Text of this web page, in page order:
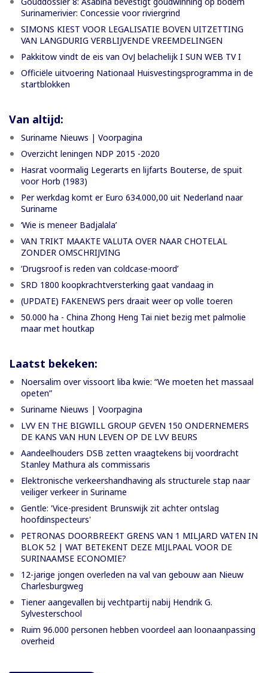
Surinamerivier: Concessie voor riviergrind
SIMONS KIEST VOOR LEGALISATIE BOVEN UITZETTING
VAN LANGDURIG VERBLIJVENDE VREEMDELINGEN
Pakkitow vindt de eis van OvJ belachelijk I SUN WEB TV I
Officiële uitvoering Nationaal Huisvestingsprogramma in de
startblokken
Van altijd:
Suriname Nieuws | Voorpagina
Overzicht leningen NDP 2015 -2020
Hasrat voormalig Legerarts en lijfarts Bouterse, de spuit
voor Horb (1983)
Per werkdag komt er Euro 634.000,00 uit Nederland naar
Suriname
‘Wie is meneer Badjalala’
VAN TRIKT MAAKTE VALUTA OVER NAAR CHOTELAL
ZONDER OMSCHRIJVING
’Drugsroof is reden van coldcase-moord’
SRD 1800 koopkrachtversterking gaat vandaag in
(UPDATE) FAKENEWS pers draait weer op volle toeren
50.000 ha - China Zhong Heng Tai niet bezig met palmolie
maar met houtkap
Laatst bekeken:
Noersalim over vissoort liba kwie: “We moeten het massaal
opeten”
Suriname Nieuws | Voorpagina
LVV EN THE BIGWILL GROUP GEVEN 150 ONDERNEMERS
DE KANS VAN HUN LEVEN OP DE LVV BEURS
Aandeelhouders DSB zetten vraagtekens bij voordracht
Stanley Mathura als commissaris
Elektronische verkeershandhaving als structurele stap naar
veiliger verkeer in Suriname
Gentle: 'Vice-president Brunswijk zit achter ontslag
hoofdinspecteurs'
PETRONAS DOORBREEKT GRENS VAN 1 MILJARD VATEN IN
BLOK 52 | WAT BETEKENT DEZE MIJLPAAL VOOR DE
SURINAAMSE ECONOMIE?
12-jarige jongen overleden na val van gebouw aan Nieuw
Charlesburgweg
Tiener aangevallen bij vechtpartij nabij Hendrik G.
Sylvesterschool
Ruim 96.000 personen hebben voordeel aan loonaanpassing
overheid